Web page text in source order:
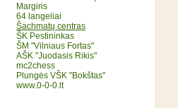
Margiris
64 langeliai
Šachmatų centras
ŠK Pestininkas
ŠM "Vilniaus Fortas"
AŠK "Juodasis Rikis"
mc2chess
Plungės VŠK "Bokštas"
www.0-0-0.lt